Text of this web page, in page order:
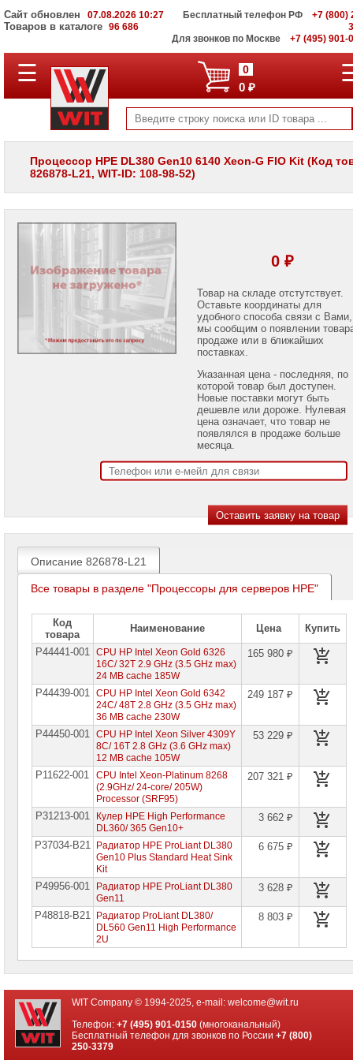
Сайт обновлен 07.08.2026 10:27
Товаров в каталоге 96 686
Бесплатный телефон РФ
+7 (800)
Для звонков по Москве
+7 (495) 901-
ПОЛНЫЙ
КАТАЛОГ
Корпоративные
серверы
WIT
хранения
VI
и
LCD
панели
Проекторы
лампы
для
Name
Принтеры
плоттеры
МФУ
Серверы
Name
Серверы
Huawei
Серверы
DELL
Серверы
Lenovo
Серверы
Hewlett
серверы
HPE
Стоечные
серверы
Комплектующие
Процессоры
для
серверов
HPE
►
☰ 0
0 ₽
Процессор HPE DL380 Gen10 6140 Xeon-G FIO Kit (Код
826878-L21, WIT-ID: 108-98-52)
0 ₽
Товар на складе отстутствует.
Оставьте координаты для
удобного способа связи с Вами,
мы сообщим о появлении
продаже или в ближайших
поставках.
Указанная цена - последняя, по
которой товар был доступен.
Новые поставки могут быть
дешевле или дороже. Нулевая
цена означает, что товар не
появлялся в продаже больше
месяца.
Описание 826878-L21
Все товары в разделе "Процессоры для серверов HPE"
Код
товара
Наименование Цена
Купить
P44441-001 CPU HP Intel Xeon Gold 6326
16C/ 32T 2.9 GHz (3.5 GHz max)
24 MB cache 185W
165 980 ₽
P44439-001 CPU HP Intel Xeon Gold 6342
24C/ 48T 2.8 GHz (3.5 GHz max)
36 MB cache 230W
249 187 ₽
P44450-001 CPU HP Intel Xeon Silver 4309Y
8C/ 16T 2.8 GHz (3.6 GHz max)
12 MB cache 105W
53 229 ₽
P11622-001
CPU Intel Xeon-Platinum 8268
(2.9GHz/ 24-core/ 205W)
Processor (SRF95)
207 321 ₽
P31213-001
Кулер HPE High Performance
DL360/ 365 Gen10+
3 662 ₽
P37034-B21
Радиатор HPE ProLiant DL380
Gen10 Plus Standard Heat Sink
Kit
6 675 ₽
P49956-001
Радиатор HPE ProLiant DL380
Gen11
3 628 ₽
P48818-B21
Радиатор ProLiant DL380/
DL560 Gen11 High Performance
2U
8 803 ₽
WIT Company © 1994-2025, e-mail: welcome@wit.ru
Телефон:+7 (495) 901-0150 (многоканальный)
Бесплатный телефон для звонков по России+7 (800)
250-3379